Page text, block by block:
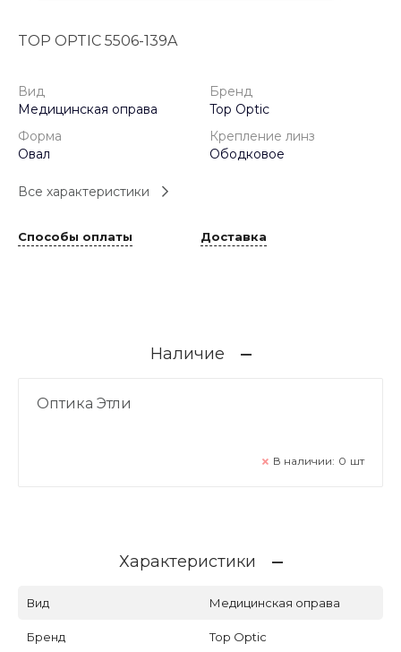
TOP OPTIC 5506-139A
Вид
Медицинская оправа
Бренд
Top Optic
Форма
Овал
Крепление линз
Ободковое
Все характеристики
Способы оплаты Доставка
Наличие
Оптика Этли
В наличии: 0 шт
Характеристики
Вид Медицинская оправа
Бренд Top Optic